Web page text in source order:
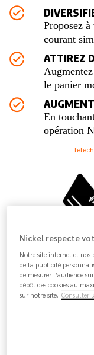
Proposez
courant
ATTIREZ
le panier
En
opération
Nickel respecte
Notre site internet et nos
de la publicité
de mesurer l’audience
dépôt des cookies au
sur notre site. Consulter